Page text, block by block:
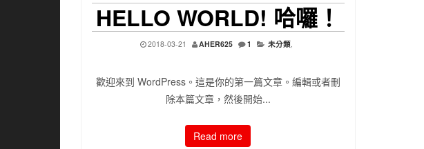
HELLO WORLD! 哈囉！
2018-03-21 AHER625 1 未分類,
歡迎來到 WordPress。這是你的第一篇文章。編輯或者刪
除本篇文章，然後開始...
Read more